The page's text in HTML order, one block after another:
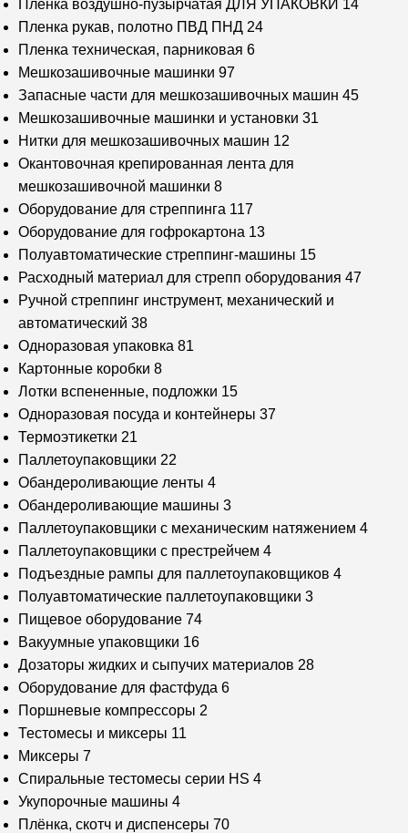
Пленка воздушно-пузырчатая ДЛЯ УПАКОВКИ 14
Пленка рукав, полотно ПВД ПНД 24
Пленка техническая, парниковая 6
Мешкозашивочные машинки 97
Запасные части для мешкозашивочных машин 45
Мешкозашивочные машинки и установки 31
Нитки для мешкозашивочных машин 12
Окантовочная крепированная лента для
мешкозашивочной машинки 8
Оборудование для стреппинга 117
Оборудование для гофрокартона 13
Полуавтоматические стреппинг-машины 15
Расходный материал для стрепп оборудования 47
Ручной стреппинг инструмент, механический и
автоматический 38
Одноразовая упаковка 81
Картонные коробки 8
Лотки вспененные, подложки 15
Одноразовая посуда и контейнеры 37
Термоэтикетки 21
Паллетоупаковщики 22
Обандероливающие ленты 4
Обандероливающие машины 3
Паллетоупаковщики с механическим натяжением 4
Паллетоупаковщики с престрейчем 4
Подъездные рампы для паллетоупаковщиков 4
Полуавтоматические паллетоупаковщики 3
Пищевое оборудование 74
Вакуумные упаковщики 16
Дозаторы жидких и сыпучих материалов 28
Оборудование для фастфуда 6
Поршневые компрессоры 2
Тестомесы и миксеры 11
Миксеры 7
Спиральные тестомесы серии HS 4
Укупорочные машины 4
Плёнка, скотч и диспенсеры 70